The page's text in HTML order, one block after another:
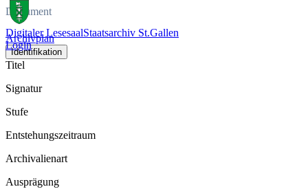
Digitaler LesesaalStaatsarchiv St.Gallen
Login
Dokument
Archivplan
Identifikation
Titel
Signatur
Stufe
Entstehungszeitraum
Archivalienart
Ausprägung